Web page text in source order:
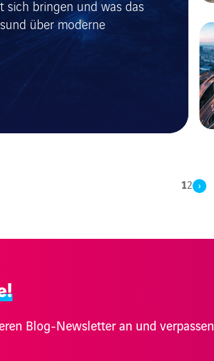
sich bringen und was das
über moderne
12 ›
Blog-Newsletter an und verpassen